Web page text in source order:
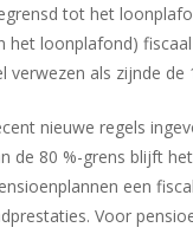
tot het
het loonplafond)
verwezen als zijnde de
nieuwe regels
de 80 %-grens blijft
een
Voor